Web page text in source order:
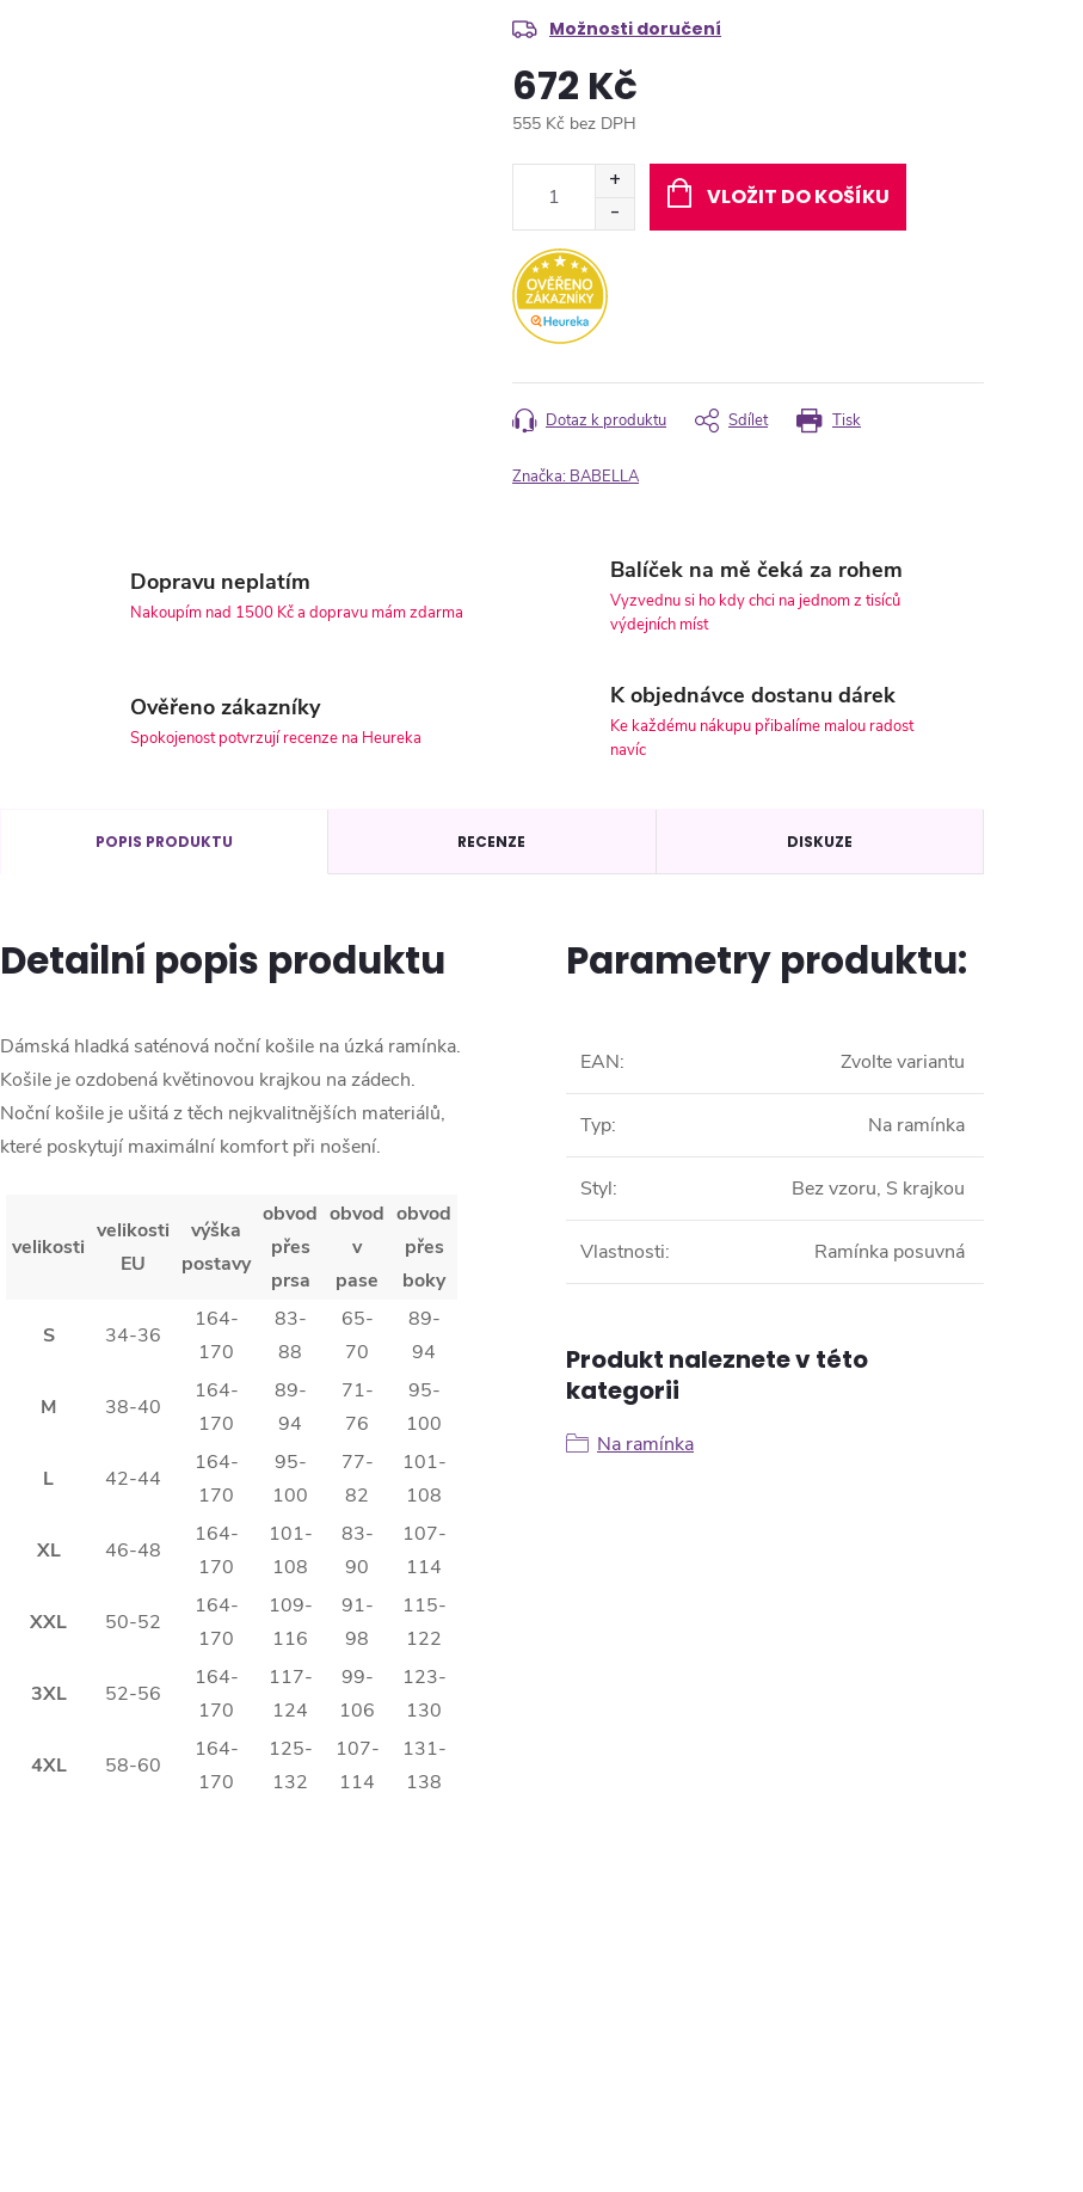
Možnosti doručení
672 Kč
555 Kč bez DPH
VLOŽIT DO KOŠÍKU
Tisk
Dotaz k produktu Sdílet
Značka: BABELLA
Dopravu neplatím
Nakoupím nad 1500 Kč a dopravu mám zdarma
Balíček na mě čeká za rohem
Vyzvednu si ho kdy chci na jednom z tisíců
výdejních míst
Ověřeno zákazníky
Spokojenost potvrzují recenze na Heureka
K objednávce dostanu dárek
Ke každému nákupu přibalíme malou radost
navíc
POPIS PRODUKTU RECENZE DISKUZE
Detailní popis produktu
Dámská hladká saténová noční košile na úzká ramínka.
Košile je ozdobená květinovou krajkou na zádech.
Noční košile je ušitá z těch nejkvalitnějších materiálů,
které poskytují maximální komfort při nošení.
velikosti
velikosti
EU
výška
postavy
obvod
přes
prsa
obvod
v
pase
obvod
přes
boky
S 34-36
164-
170
83-
88
65-
70
89-
94
M 38-40
164-
170
89-
94
71-
76
95-
100
L 42-44
164-
170
95-
100
77-
82
101-
108
XL 46-48
164-
170
101-
108
83-
90
107-
114
XXL 50-52
164-
170
109-
116
91-
98
115-
122
3XL 52-56
164-
170
117-
124
99-
106
123-
130
4XL 58-60
164-
170
125-
132
107-
114
131-
138
Parametry produktu:
EAN: Zvolte variantu
Typ: Na ramínka
Styl: Bez vzoru, S krajkou
Vlastnosti: Ramínka posuvná
Produkt naleznete v této
kategorii
Na ramínka